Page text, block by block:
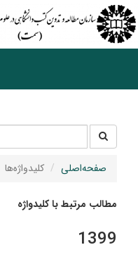
جستجو
در
سایت
صفحه‌اصلی کلیدواژه‌ها
مطالب مرتبط با کلیدواژه
1399